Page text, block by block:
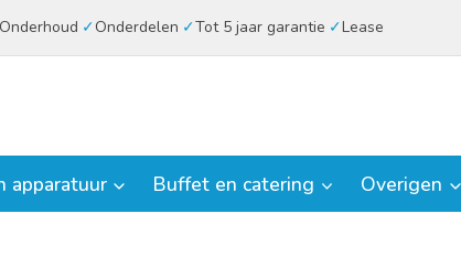
Onderhoud Onderdelen Tot 5 jaar garantie Lease
apparatuur Buffet en catering Overigen